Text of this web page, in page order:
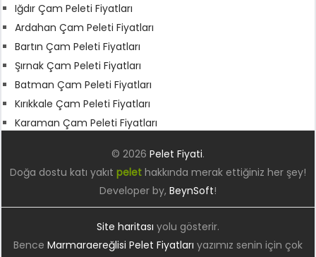
Iğdır Çam Peleti Fiyatları
Ardahan Çam Peleti Fiyatları
Bartın Çam Peleti Fiyatları
Şırnak Çam Peleti Fiyatları
Batman Çam Peleti Fiyatları
Kırıkkale Çam Peleti Fiyatları
Karaman Çam Peleti Fiyatları
© 2026 Pelet Fiyati.
Doğa dostu katı yakıt pelethakkında merak ettiğiniz her şey!
Developer by, BeynSoft!
Site haritası yolu gösterir.
Bence Marmaraereğlisi Pelet Fiyatları yazımız senin için çok